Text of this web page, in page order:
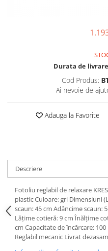
Durata de
Cod Produs:
Ai nevoie de
Adauga la Favorite
Descriere
Fotoliu reglabil de relaxare
plastic Culoare: gri Dimensiuni
scaun: 45 cm Adâncime scaun:
Lăţime cotieră: 9 cm Înălţime
cm Capacitate de încărcare:
Reglabil mecanic Livrat